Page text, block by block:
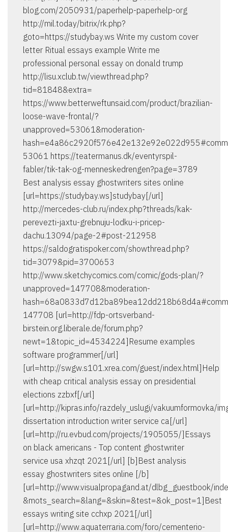
blog.com/2050931/paperhelp-paperhelp-org
http://mil.today/bitrix/rk.php?
goto=https://studybay.ws Write my custom cover
letter Ritual essays example Write me
professional personal essay on donald trump
http://lisu.xclub.tw/viewthread.php?
tid=81848&extra=
https://www.betterweftunsaid.com/product/brazilian-
loose-wave-frontal/?
unapproved=53061&moderation-
53061 https://teatermanus.dk/eventyrspil-
fabler/tik-tak-og-menneskedrengen?page=3789
Best analysis essay ghostwriters sites online
[url=https://studybay.ws]studybay[/url]
http://mercedes-club.ru/index.php?threads/kak-
perevezti-jaxtu-grebnuju-lodku-i-pricep-
dachu.13094/page-2#post-212958
https://saldogratispoker.com/showthread.php?
tid=3079&pid=3700653
http://www.sketchycomics.com/comic/gods-plan/?
unapproved=147708&moderation-
147708 [url=http://fdp-ortsverband-
birstein.org.liberale.de/forum.php?
newt=1&topic_id=4534224]Resume examples
software programmer[/url]
[url=http://swgw.s101.xrea.com/guest/index.html]Help
with cheap critical analysis essay on presidential
elections zzbxf[/url]
[url=http://kipras.info/razdely_uslugi/vakuumformovka/
dissertation introduction writer service ca[/url]
[url=http://ru.evbud.com/projects/1905055/]Essays
on black americans - Top content ghostwriter
service usa xhzqt 2021[/url] [b]Best analysis
essay ghostwriters sites online [/b]
[url=http://www.visualpropagand.at/dlbg_guestbook/
&mots_search=&lang=&skin=&test=&ok_post=1]Best
essays writing site cchxp 2021[/url]
[url=http://www.aquaterraria.com/foro/cementerio-